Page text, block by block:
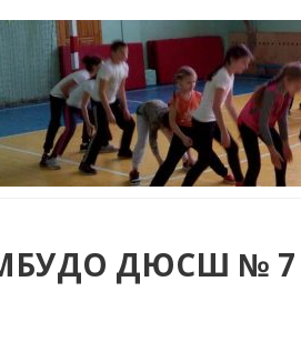
МБУДО ДЮСШ № 7